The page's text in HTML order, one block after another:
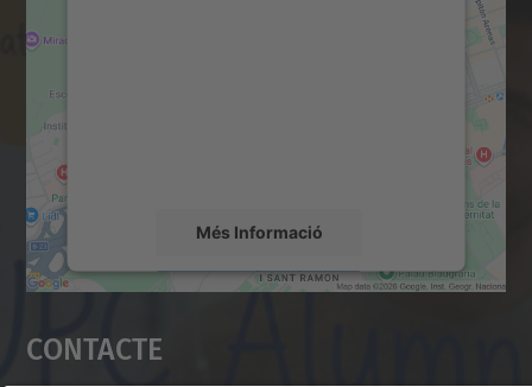
Més Informació
Accepta
Contacte